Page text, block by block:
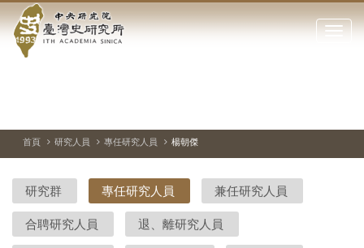
到中
央
院-
臺
灣
史
點
閉
站
停、
圖
圖
結
首頁 研究人員 專任研究人員 楊朝傑
研究群 專任研究人員 兼任研究人員
合聘研究人員 退、離研究人員